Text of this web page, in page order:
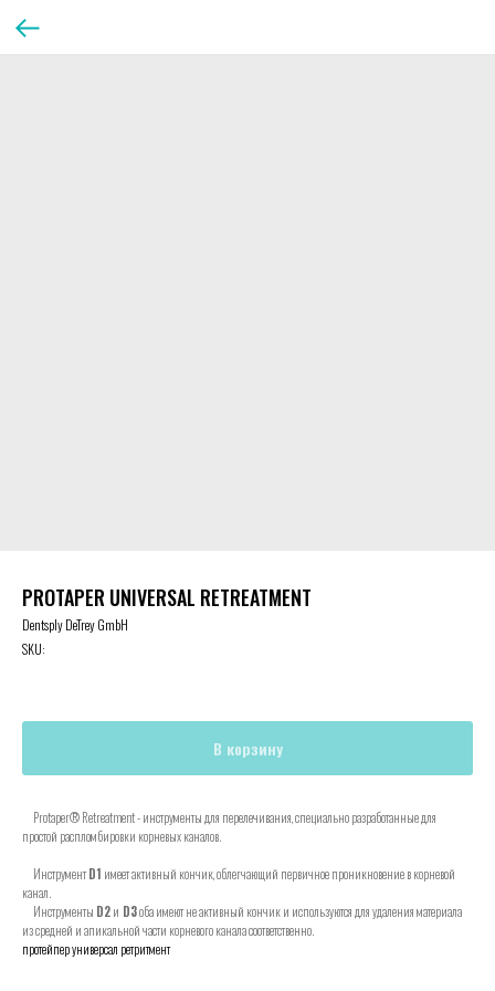
PROTAPER UNIVERSAL RETREATMENT
Dentsply DeTrey GmbH
SKU:
В корзину
Protaper® Retreatment - инструменты для перелечивания, специально разработанные для
простой распломбировки корневых каналов.
ИнструментD1 имеет активный кончик, облегчающий первичное проникновение в корневой
канал.
Инструменты D2и D3оба имеют не активный кончик и используются для удаления материала
из средней и апикальной части корневого канала соответственно.
протейпер универсал ретритмент